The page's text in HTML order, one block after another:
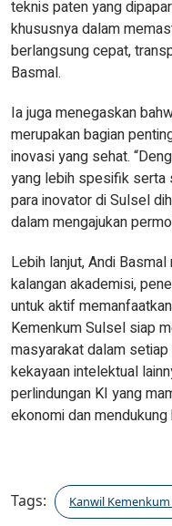
teknis paten yang
khususnya dalam
berlangsung cepat,
Basmal.
Ia juga menegaskan
merupakan bagian
inovasi yang sehat.
yang lebih spesifik serta
para inovator di Sulsel
dalam mengajukan
Lebih lanjut, Andi
kalangan akademisi,
untuk aktif
Kemenkum Sulsel siap
masyarakat dalam
kekayaan intelektual
perlindungan KI yang
ekonomi dan
Tags: Kanwil Kemenkum